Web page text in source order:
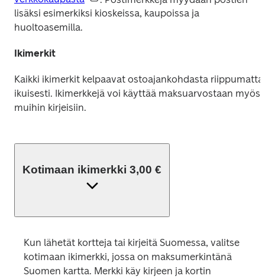
lisäksi esimerkiksi kioskeissa, kaupoissa ja
huoltoasemilla.
Ikimerkit
Kaikki ikimerkit kelpaavat ostoajankohdasta riippumatta
ikuisesti. Ikimerkkejä voi käyttää maksuarvostaan myös
muihin kirjeisiin.
Kotimaan ikimerkki 3,00 €
Kun lähetät kortteja tai kirjeitä Suomessa, valitse
kotimaan ikimerkki, jossa on maksumerkintänä
Suomen kartta. Merkki käy kirjeen ja kortin